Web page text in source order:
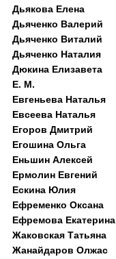
Дьякова Елена
Дьяченко Валерий
Дьяченко Виталий
Дьяченко Наталия
Дюкина Елизавета
Е. М.
Евгеньева Наталья
Евсеева Наталья
Егоров Дмитрий
Егошина Ольга
Еньшин Алексей
Ермолин Евгений
Ескина Юлия
Ефременко Оксана
Ефремова Екатерина
Жаковская Татьяна
Жанайдаров Олжас